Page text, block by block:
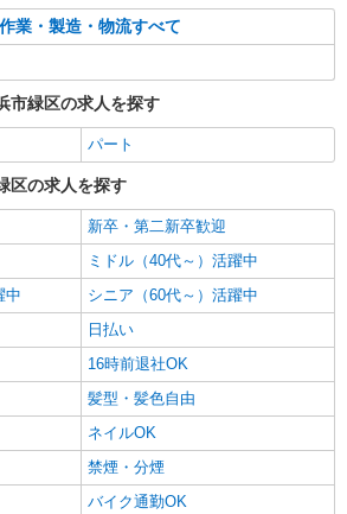
業・製造・物流すべて
市緑区の求人を探す
パート
区の求人を探す
新卒・第二新卒歓迎
ミドル（40代～）活躍中
中
シニア（60代～）活躍中
日払い
16時前退社OK
髪型・髪色自由
ネイルOK
禁煙・分煙
バイク通勤OK